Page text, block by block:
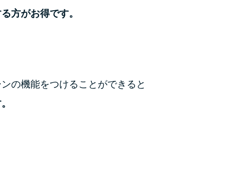
方がお得です。
の機能をつけることができると